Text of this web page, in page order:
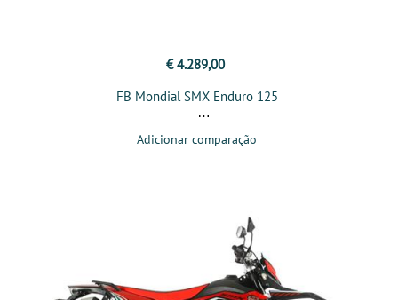
€ 4.289,00
FB Mondial SMX Enduro 125
Adicionar comparação